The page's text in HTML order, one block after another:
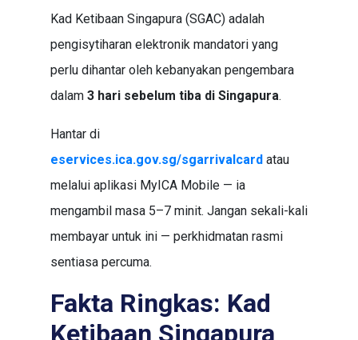
Kad Ketibaan Singapura (SGAC) adalah
pengisytiharan elektronik mandatori yang
perlu dihantar oleh kebanyakan pengembara
dalam 3 hari sebelum tiba di Singapura.
Hantar di
eservices.ica.gov.sg/sgarrivalcard atau
melalui aplikasi MyICA Mobile — ia
mengambil masa 5–7 minit. Jangan sekali-kali
membayar untuk ini — perkhidmatan rasmi
sentiasa percuma.
Fakta Ringkas: Kad
Ketibaan Singapura